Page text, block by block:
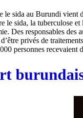
sida au Burundi vient
le sida, la tuberculose et
Des responsables des
privés de
personnes recevaient